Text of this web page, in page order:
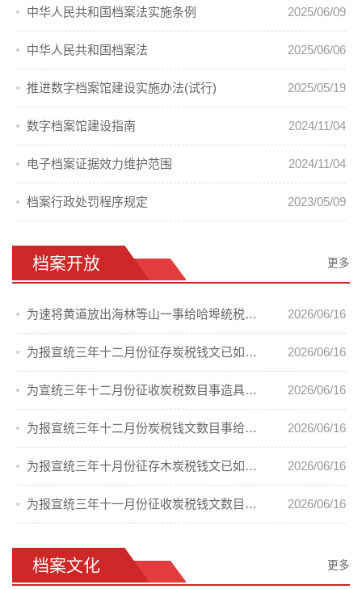
中华人民共和国档案法实施条例 2025/06/09
中华人民共和国档案法 2025/06/06
推进数字档案馆建设实施办法(试行) 2025/05/19
数字档案馆建设指南 2024/11/04
电子档案证据效力维护范围 2024/11/04
档案行政处罚程序规定 2023/05/09
档案开放 更多
为速将黄道放出海林等山一事给哈埠统税局的电文 2026/06/16
为报宣统三年十二月份征存炭税钱文已如数提清事给吉林巡抚陈等的呈 2026/06/16
为宣统三年十二月份征收炭税数目事造具清册 2026/06/16
为报宣统三年十二月份炭税钱文数目事给吉林巡抚陈等的呈 2026/06/16
为报宣统三年十月份征存木炭税钱文已如数提清事给吉林巡抚陈等的呈 2026/06/16
为报宣统三年十一月份征收炭税钱文数目事双拉统税分局的批 2026/06/16
档案文化 更多